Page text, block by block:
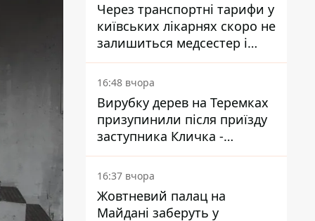
Через транспортні тарифи у
київських лікарнях скоро не
залишиться медсестер і
санітарок - професор
Голубовська
16:48 вчора
Вирубку дерев на Теремках
призупинили після приїзду
заступника Кличка -
почався діалог
16:37 вчора
Жовтневий палац на
Майдані заберуть у